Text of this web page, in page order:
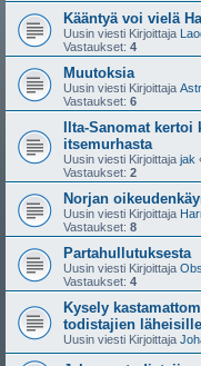
Kääntyä voi vielä
Uusin viesti Kirjoittaja
Vastaukset: 4
Muutoksia
Uusin viesti Kirjoittaja
Vastaukset: 6
Ilta-Sanomat
itsemurhasta
Uusin viesti Kirjoittaja jak
Vastaukset: 2
Norjan
Uusin viesti Kirjoittaja
Vastaukset: 8
Partahullutuksesta
Uusin viesti Kirjoittaja
Vastaukset: 4
Kysely
todistajien
Uusin viesti Kirjoittaja